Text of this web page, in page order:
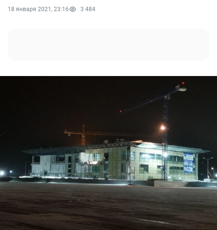
18 января 2021, 23:16 3 484